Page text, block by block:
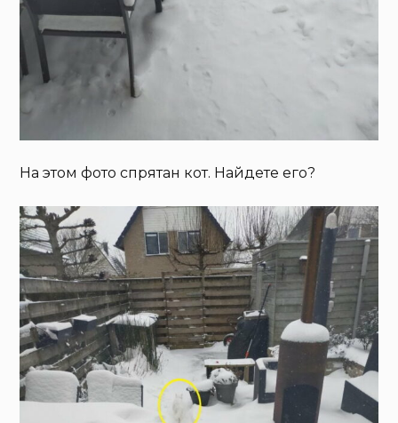
На этом фото спрятан кот. Найдете его?